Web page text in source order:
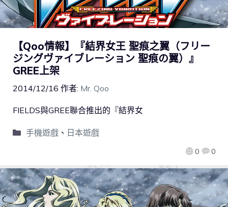
【Qoo情報】『結界女王 聖痕之翼（フリー
ジングヴァイブレーション 聖痕の翼）』
GREE上架
2014/12/16 作者: Mr. Qoo
0 0
FIELDS與GREE聯合推出的『結界女
手機遊戲、 日本遊戲